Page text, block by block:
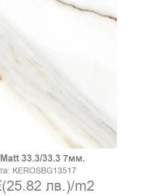
33.3/33.3 7мм.
KEROSBG13517
(25.82 лв.)/m2